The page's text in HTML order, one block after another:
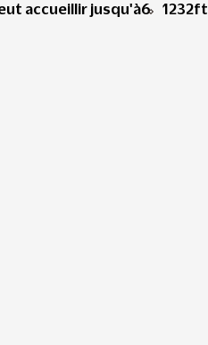
accueillir jusqu'à6 1232ft